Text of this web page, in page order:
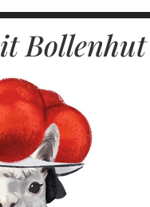
Bollenhut